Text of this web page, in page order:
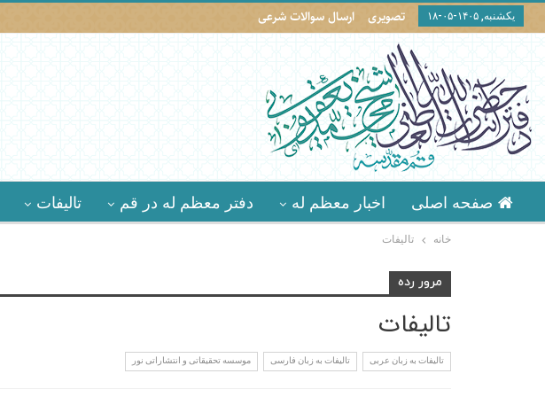
یکشنبه, ۱۴۰۵-۰۵-۱۸ تصویری ارسال سوالات شرعی
صفحه اصلی اخبار معظم له دفتر معظم له در قم تالیفات
خانه تالیفات
مرور رده
تالیفات
تالیفات به زبان عربی تالیفات به زبان فارسی موسسه تحقيقاتى و انتشاراتى نور